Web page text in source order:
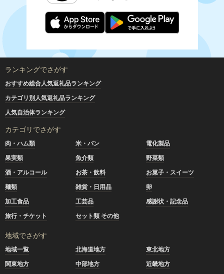
ランキングでさがす
おすすめ総合人気返礼品ランキング
カテゴリ別人気返礼品ランキング
人気自治体ランキング
カテゴリでさがす
肉・ハム類 米・パン
電化製品
果実類
魚介類
野菜類
酒・アルコール
お茶・飲料
お菓子・スイーツ
麺類
雑貨・日用品
卵
加工食品
工芸品
感謝状・記念品
旅行・チケット
セット類 その他
地域でさがす
地域一覧 北海道地方
東北地方
関東地方
中部地方
近畿地方